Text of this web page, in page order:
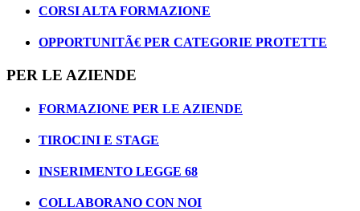
CORSI ALTA FORMAZIONE
OPPORTUNITÃ€ PER CATEGORIE PROTETTE
PER LE AZIENDE
FORMAZIONE PER LE AZIENDE
TIROCINI E STAGE
INSERIMENTO LEGGE 68
COLLABORANO CON NOI